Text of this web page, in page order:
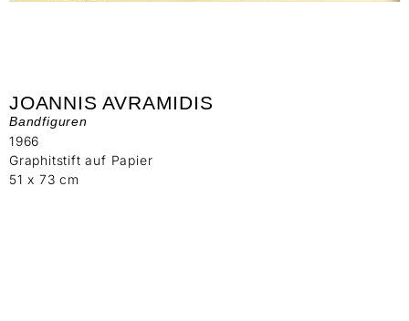
JOANNIS AVRAMIDIS
Bandfiguren
1966
Graphitstift auf Papier
51 x 73 cm